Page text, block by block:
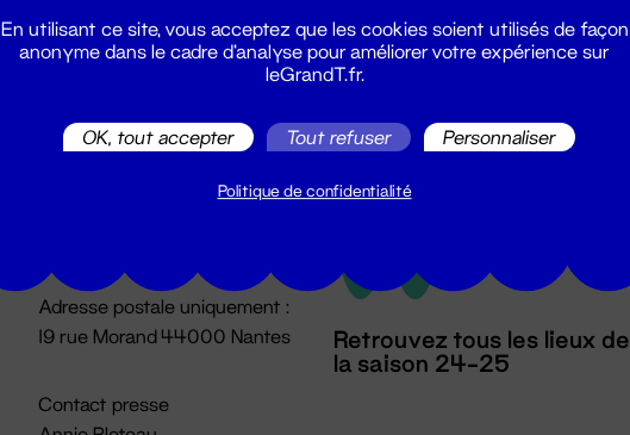
02 51 88 25 25
billetterie@leGrandT.fr
Du lundi au vendredi 14h → 18h
Adresse postale uniquement :
19 rue Morand 44000 Nantes
Contact presse
Retrouvez tous les lieux de
la saison 24-25
En utilisant ce site, vous acceptez que les cookies soient utilisés de façon
anonyme dans le cadre d'analyse pour améliorer votre expérience sur
leGrandT.fr.
OK, tout accepter Tout refuser Personnaliser
Politique de confidentialité